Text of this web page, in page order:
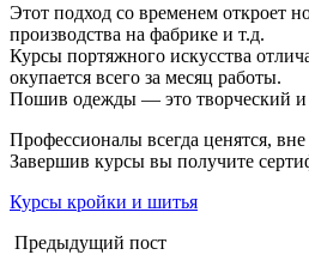
Этот подход со временем откроет
производства на фабрике и т.д.
Курсы портяжного искусства
окупается всего за месяц работы.
Пошив одежды — это творческий и
Профессионалы всегда ценятся,
Завершив курсы вы получите
Курсы кройки и шитья
Предыдущий пост